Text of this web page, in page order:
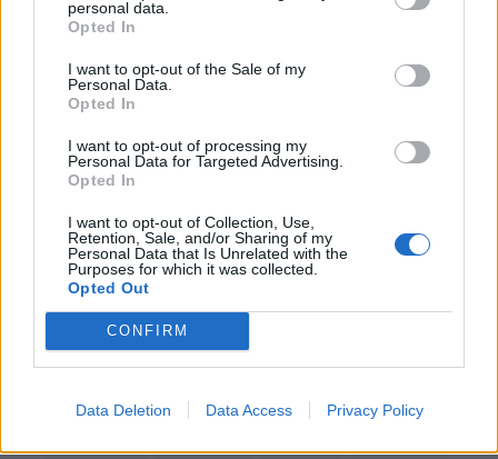
personal data.
Opted In
I want to opt-out of the Sale of my
Personal Data.
Opted In
I want to opt-out of processing my
Personal Data for Targeted Advertising.
Opted In
I want to opt-out of Collection, Use,
Retention, Sale, and/or Sharing of my
Personal Data that Is Unrelated with the
Purposes for which it was collected.
Opted Out
CONFIRM
Data Deletion Data Access Privacy Policy
Οι δραστηριότητες που μπορεί
να βοηθούν το σώμα να γερνά
Πόσο καιρό πρέπει να κάνετε
Pilates για να δείτε